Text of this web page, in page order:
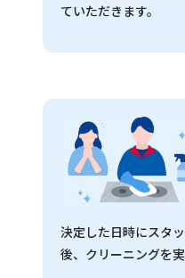
ていただきます。
決定した日時にスタ
後、クリーニングを実